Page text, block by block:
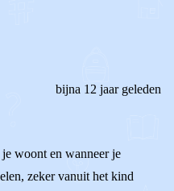
bijna 12 jaar geleden
woont en wanneer je
zeker vanuit het kind